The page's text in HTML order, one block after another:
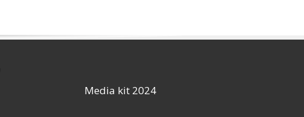
Media kit 2024